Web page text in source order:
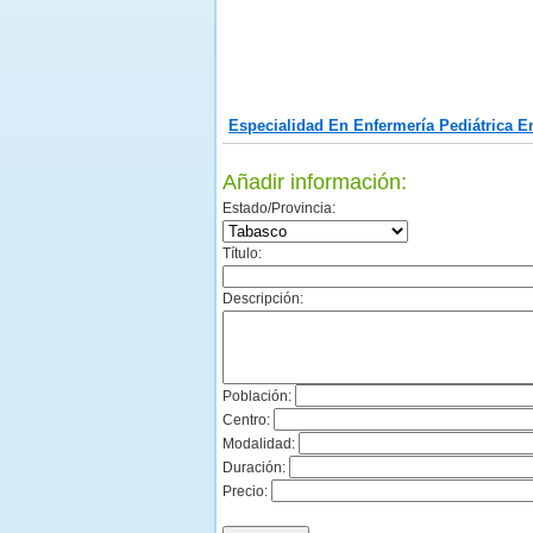
Especialidad En Enfermería Pediátrica
Añadir información:
Estado/Provincia:
Título:
Descripción:
Población:
Centro:
Modalidad:
Duración:
Precio: